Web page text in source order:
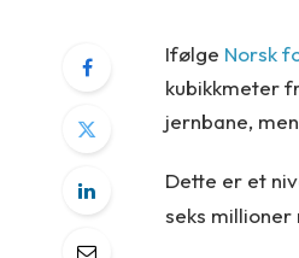
Ifølge Norsk
kubikkmeter
jernbane,
Dette er et
seks millioner